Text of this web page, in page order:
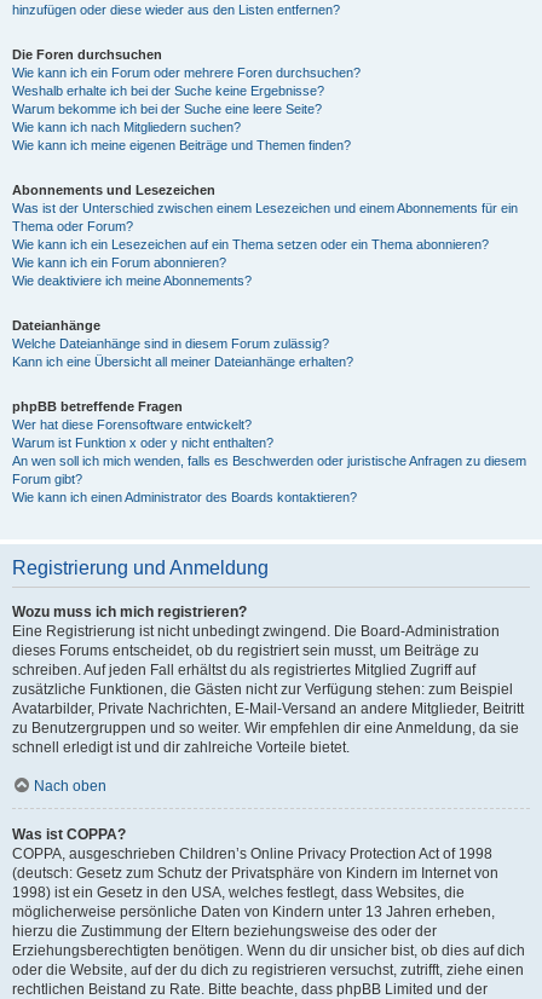
hinzufügen oder diese wieder aus den Listen entfernen?
Die Foren durchsuchen
Wie kann ich ein Forum oder mehrere Foren durchsuchen?
Weshalb erhalte ich bei der Suche keine Ergebnisse?
Warum bekomme ich bei der Suche eine leere Seite?
Wie kann ich nach Mitgliedern suchen?
Wie kann ich meine eigenen Beiträge und Themen finden?
Abonnements und Lesezeichen
Was ist der Unterschied zwischen einem Lesezeichen und einem Abonnements für ein
Thema oder Forum?
Wie kann ich ein Lesezeichen auf ein Thema setzen oder ein Thema abonnieren?
Wie kann ich ein Forum abonnieren?
Wie deaktiviere ich meine Abonnements?
Dateianhänge
Welche Dateianhänge sind in diesem Forum zulässig?
Kann ich eine Übersicht all meiner Dateianhänge erhalten?
phpBB betreffende Fragen
Wer hat diese Forensoftware entwickelt?
Warum ist Funktion x oder y nicht enthalten?
An wen soll ich mich wenden, falls es Beschwerden oder juristische Anfragen zu diesem
Forum gibt?
Wie kann ich einen Administrator des Boards kontaktieren?
Registrierung und Anmeldung
Wozu muss ich mich registrieren?
Eine Registrierung ist nicht unbedingt zwingend. Die Board-Administration
dieses Forums entscheidet, ob du registriert sein musst, um Beiträge zu
schreiben. Auf jeden Fall erhältst du als registriertes Mitglied Zugriff auf
zusätzliche Funktionen, die Gästen nicht zur Verfügung stehen: zum Beispiel
Avatarbilder, Private Nachrichten, E-Mail-Versand an andere Mitglieder, Beitritt
zu Benutzergruppen und so weiter. Wir empfehlen dir eine Anmeldung, da sie
schnell erledigt ist und dir zahlreiche Vorteile bietet.
Nach oben
Was ist COPPA?
COPPA, ausgeschrieben Children’s Online Privacy Protection Act of 1998
(deutsch: Gesetz zum Schutz der Privatsphäre von Kindern im Internet von
1998) ist ein Gesetz in den USA, welches festlegt, dass Websites, die
möglicherweise persönliche Daten von Kindern unter 13 Jahren erheben,
hierzu die Zustimmung der Eltern beziehungsweise des oder der
Erziehungsberechtigten benötigen. Wenn du dir unsicher bist, ob dies auf dich
oder die Website, auf der du dich zu registrieren versuchst, zutrifft, ziehe einen
rechtlichen Beistand zu Rate. Bitte beachte, dass phpBB Limited und der